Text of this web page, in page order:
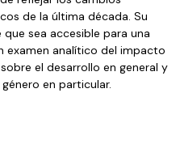
de la última década. Su
sea accesible para una
examen analítico del impacto
el desarrollo en general y
en particular.